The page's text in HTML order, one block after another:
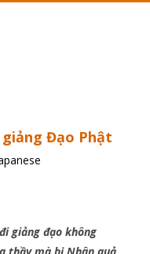
giảng Đạo Phật
giảng đạo không